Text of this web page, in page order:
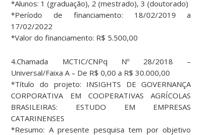
*Alunos: 1 (graduação), 2 (mestrado), 3 (doutorado)
*Período de financiamento: 18/02/2019 a
17/02/2022
*Valor do financiamento: R$ 5.500,00
4.Chamada MCTIC/CNPq Nº 28/2018 –
Universal/Faixa A – De R$ 0,00 a R$ 30.000,00
*Título do projeto: INSIGHTS DE GOVERNANÇA
CORPORATIVA EM COOPERATIVAS AGRÍCOLAS
BRASILEIRAS: ESTUDO EM EMPRESAS
CATARINENSES
*Resumo: A presente pesquisa tem por objetivo